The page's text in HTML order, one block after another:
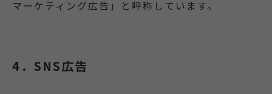
マーケティング広告」と呼称しています。
4．SNS広告